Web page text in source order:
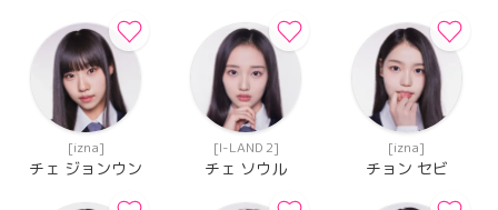
[izna]
チェ ジョンウン
[I-LAND 2]
チェ ソウル
[izna]
チョン セビ